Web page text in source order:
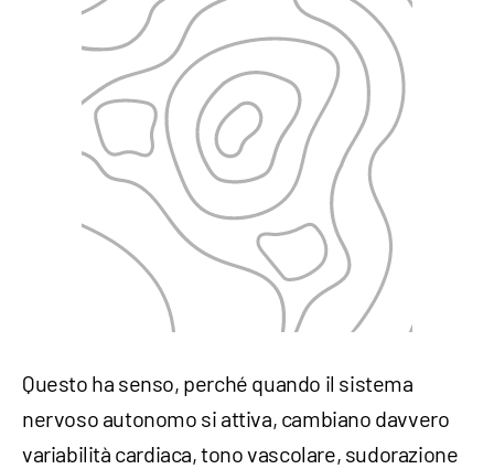
Questo ha senso, perché quando il sistema
nervoso autonomo si attiva, cambiano davvero
variabilità cardiaca, tono vascolare, sudorazione